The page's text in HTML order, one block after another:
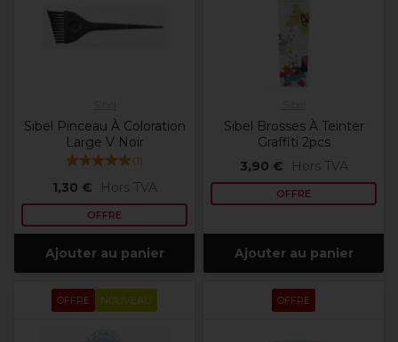
Sibel Pinceau À Coloration
Large V Noir
(1)
1,30 € Hors TVA
OFFRE
Ajouter au panier
Sibel Brosses À Teinter
Graffiti 2pcs
3,90 €
Hors TVA
OFFRE
Ajouter au panier
OFFRE NOUVEAU OFFRE